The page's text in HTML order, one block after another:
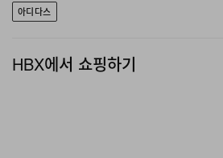
수준의 법정 손해배상과 함께 향후
아디다스
HBX에서 쇼핑하기